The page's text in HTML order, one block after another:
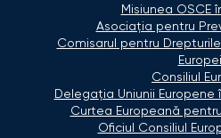
Misiunea OSCE
Asociaţia pentru
Comisarul pentru
Europei
Consiliul
Delegaţia Uniunii Europene
Curtea Europeană
Oficiul Consiliul